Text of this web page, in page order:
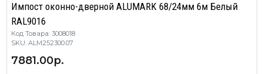
Импост оконно-дверной ALUMARK 68/24мм 6м Белый
RAL9016
Код Товара: 3008018
SKU: ALM252300.07
7881.00р.